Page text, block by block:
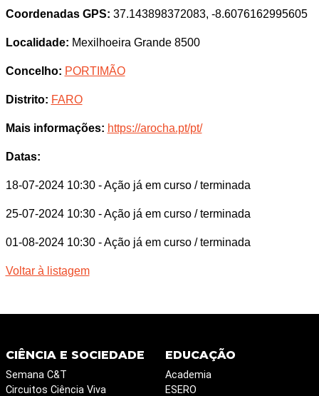
Coordenadas GPS: 37.143898372083, -8.6076162995605
Localidade: Mexilhoeira Grande 8500
Concelho: PORTIMÃO
Distrito: FARO
Mais informações: https://arocha.pt/pt/
Datas:
18-07-2024 10:30 - Ação já em curso / terminada
25-07-2024 10:30 - Ação já em curso / terminada
01-08-2024 10:30 - Ação já em curso / terminada
Voltar à listagem
CIÊNCIA E SOCIEDADE
Semana C&T
Circuitos Ciência Viva
EDUCAÇÃO
Academia
ESERO